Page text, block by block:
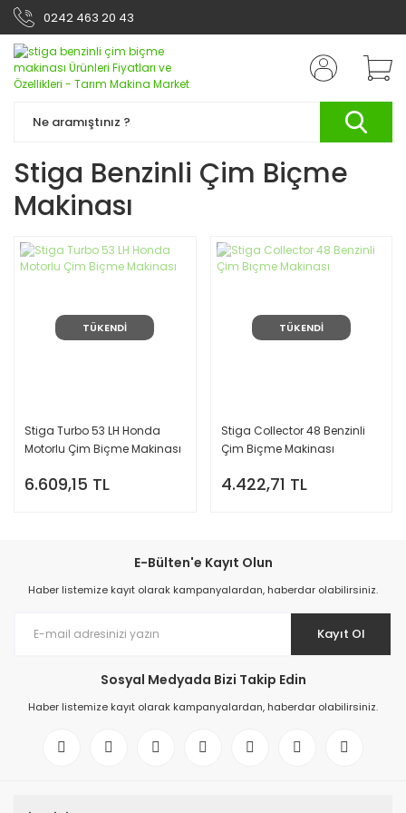
0242 463 20 43
Stiga Benzinli Çim Biçme
Makinası
TÜKENDİ
Stiga Turbo 53 LH Honda
Motorlu Çim Biçme Makinası
6.609,15 TL
TÜKENDİ
Stiga Collector 48 Benzinli
Çim Biçme Makinası
4.422,71 TL
E-Bülten'e Kayıt Olun
Haber listemize kayıt olarak kampanyalardan, haberdar olabilirsiniz.
Kayıt Ol
Sosyal Medyada Bizi Takip Edin
Haber listemize kayıt olarak kampanyalardan, haberdar olabilirsiniz.